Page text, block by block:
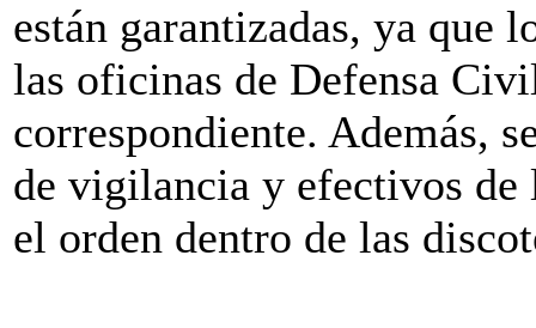
están garantizadas, ya que
las oficinas de Defensa
correspondiente. Además,
de vigilancia y efectivos de
el orden dentro de las